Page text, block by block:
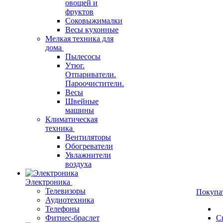
овощей и
фруктов
Соковыжималки
Весы кухонные
Мелкая техника для
дома
Пылесосы
Утюг.
Отпариватели.
Пароочистители.
Весы
Швейные
машины
Климатическая
техника
Вентиляторы
Обогреватели
Увлажнители
воздуха
Электроника
Телевизоры
Аудиотехника
Телефоны
Фитнес-браслет